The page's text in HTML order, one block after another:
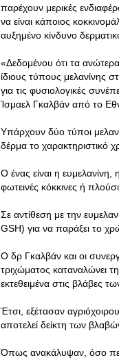
παρέχουν μερικές
να είναι κάποιος
αυξημένο κίνδυνο
«Δεδομένου ότι τα
ίδιους τύπους μελανίνης
για τις φυσιολογικές
Ίσμαελ Γκαλβάν από το
Υπάρχουν δύο τύποι
δέρμα το χαρακτηριστικό
Ο ένας είναι η
φωτεινές κόκκινες ή
Σε αντίθεση με την
GSH) για να παράξει το
Ο δρ Γκαλβάν και οι
τριχώματος καταναλώνει
εκτεθειμένα στις βλάβες
Έτσι, εξέτασαν
αποτελεί δείκτη των
Όπως ανακάλυψαν, όσο